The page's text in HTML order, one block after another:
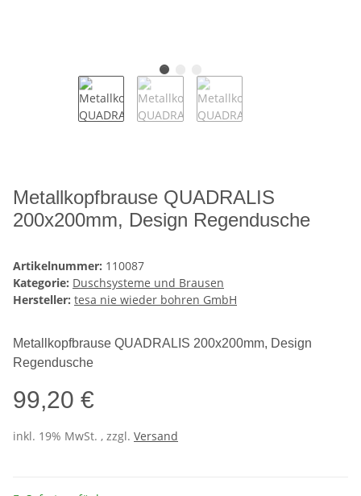
Metallkopfbrause QUADRALIS
200x200mm, Design Regendusche
Artikelnummer: 110087
Kategorie: Duschsysteme und Brausen
Hersteller: tesa nie wieder bohren GmbH
Metallkopfbrause QUADRALIS 200x200mm, Design
Regendusche
99,20 €
inkl. 19% MwSt. , zzgl. Versand